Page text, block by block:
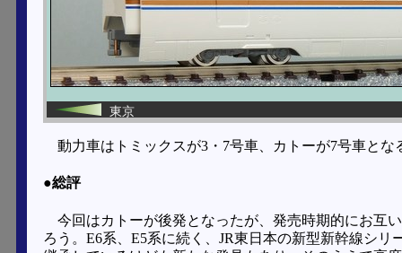
東京
動力車はトミックスが3・7号車、カトーが7号車とな
●総評
今回はカトーが後発となったが、発売時期的にお互
ろう。E6系、E5系に続く、JR東日本の新型新幹線シ